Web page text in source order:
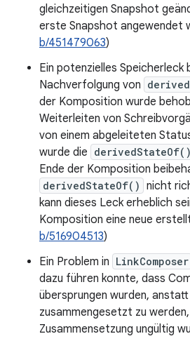
gleichzeitigen Snapshot
erste Snapshot angewendet
b/451479063)
Ein potenzielles Speicherleck
Nachverfolgung von
der Komposition wurde
Weiterleiten von
von einem abgeleiteten
wurde die derivedStateOf()
Ende der Komposition
derivedStateOf() nicht
kann dieses Leck erheblich
Komposition eine neue
b/516904513)
Ein Problem in LinkComposer
dazu führen konnte, dass
übersprungen wurden, anstatt
zusammengesetzt zu
Zusammensetzung ungültig